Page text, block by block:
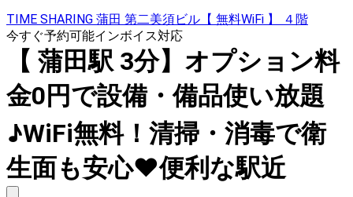
TIME SHARING 蒲田 第二美須ビル【 無料WiFi 】 ４階
今すぐ予約可能インボイス対応
【 蒲田駅 3分】オプション料
金0円で設備・備品使い放題
♪WiFi無料！清掃・消毒で衛
生面も安心♥便利な駅近